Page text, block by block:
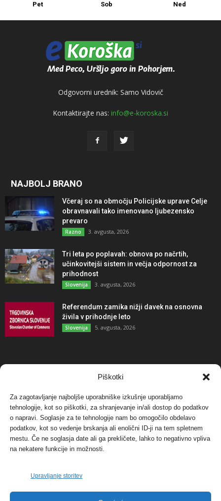
Piškotki
Za zagotavljanje najboljše uporabniške izkušnje uporabljamo
tehnologije, kot so piškotki, za shranjevanje in/ali dostop do podatkov
o napravi. Soglasje za te tehnologije nam bo omogočilo obdelavo
podatkov, kot so vedenje brskanja ali enolični ID-ji na tem spletnem
mestu. Če ne soglasja date ali ga prekličete, lahko to negativno vpliva
na nekatere funkcije in možnosti.
Upravljanje storitev
Pet
Sob
Ned
Odgovorni urednik: Samo Vidovič
Kontaktirajte nas: info@e-koroska.si
NAJBOLJ BRANO
Včeraj so na območju Policijske uprave Celje
obravnavali tako imenovano ljubezensko
prevaro
Razno 3. avgusta, 2026
Tri leta po poplavah: obnova po načrtih,
učinkovitejši sistem in večja odpornost za
prihodnost
Slovenija 3. avgusta, 2026
Referendum zamika nižji davek na osnovna
živila v prihodnje leto
Slovenija 5. avgusta, 2026
NAJBOLJ KOMENTIRANO
Protest proti vetrnim elektrarnam na Ojstrici, v
svetu pa vedno bolj...
Dogodki 12. maja, 2017
Tožilstvo v Celovcu v korist elektrarnam
Verbund
FOTO: Razstava cvetličarskega mojstra Andreja